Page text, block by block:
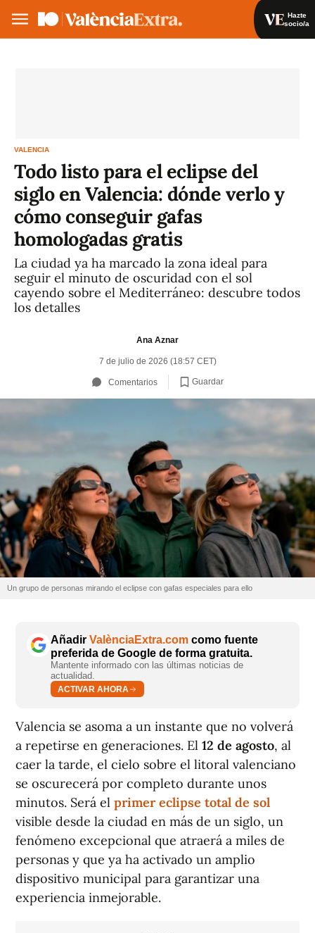
Hazte
socio/a
VALENCIA
Todo listo para el eclipse del
siglo en Valencia: dónde verlo y
cómo conseguir gafas
homologadas gratis
La ciudad ya ha marcado la zona ideal para
seguir el minuto de oscuridad con el sol
cayendo sobre el Mediterráneo: descubre todos
los detalles
Ana Aznar
7 de julio de 2026 (18:57 CET)
Comentarios Guardar
Un grupo de personas mirando el eclipse con gafas especiales para ello
Añadir ValènciaExtra.com como fuente
preferida de Google de forma gratuita.
Mantente informado con las últimas noticias de
actualidad.
ACTIVAR AHORA
Valencia se asoma a un instante que no volverá
a repetirse en generaciones. El 12 de agosto, al
caer la tarde, el cielo sobre el litoral valenciano
se oscurecerá por completo durante unos
minutos. Será el primer eclipse total de sol
visible desde la ciudad en más de un siglo, un
fenómeno excepcional que atraerá a miles de
personas y que ya ha activado un amplio
dispositivo municipal para garantizar una
experiencia inmejorable.